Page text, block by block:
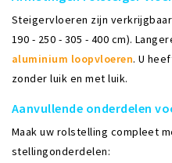
Steigervloeren zijn
190 - 250 - 305 - 400 cm).
aluminium loopvloeren. U
zonder luik en met luik.
Aanvullende onderdelen
Maak uw rolstelling compleet
stellingonderdelen: